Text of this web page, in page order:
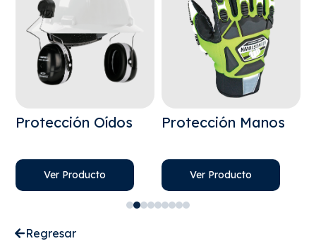
Protección Oídos
Ver Producto
Protección Manos
Ver Producto
Regresar